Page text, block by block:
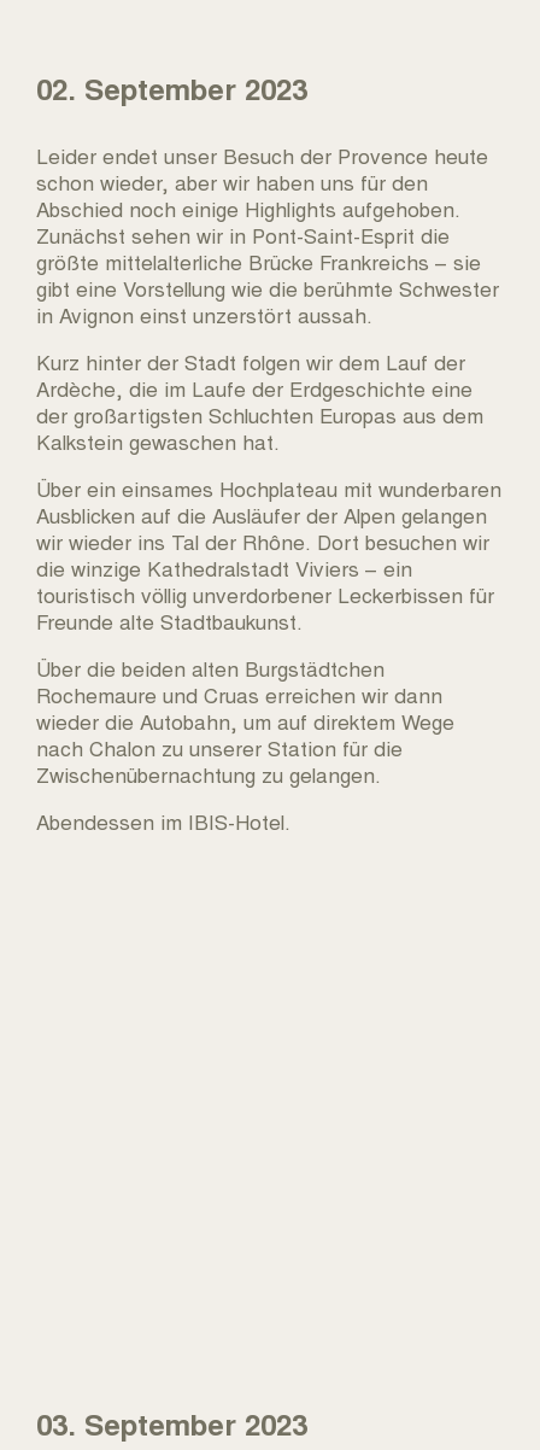
02. September 2023
Leider endet unser Besuch der Provence heute
schon wieder, aber wir haben uns für den
Abschied noch einige Highlights aufgehoben.
Zunächst sehen wir in Pont-Saint-Esprit die
größte mittelalterliche Brücke Frankreichs – sie
gibt eine Vorstellung wie die berühmte Schwester
in Avignon einst unzerstört aussah.
Kurz hinter der Stadt folgen wir dem Lauf der
Ardèche, die im Laufe der Erdgeschichte eine
der großartigsten Schluchten Europas aus dem
Kalkstein gewaschen hat.
Über ein einsames Hochplateau mit wunderbaren
Ausblicken auf die Ausläufer der Alpen gelangen
wir wieder ins Tal der Rhône. Dort besuchen wir
die winzige Kathedralstadt Viviers – ein
touristisch völlig unverdorbener Leckerbissen für
Freunde alte Stadtbaukunst.
Über die beiden alten Burgstädtchen
Rochemaure und Cruas erreichen wir dann
wieder die Autobahn, um auf direktem Wege
nach Chalon zu unserer Station für die
Zwischenübernachtung zu gelangen.
Abendessen im IBIS-Hotel.
03. September 2023